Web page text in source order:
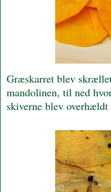
Græskarret blev
mandolinen, til ned
skiverne blev overhældt